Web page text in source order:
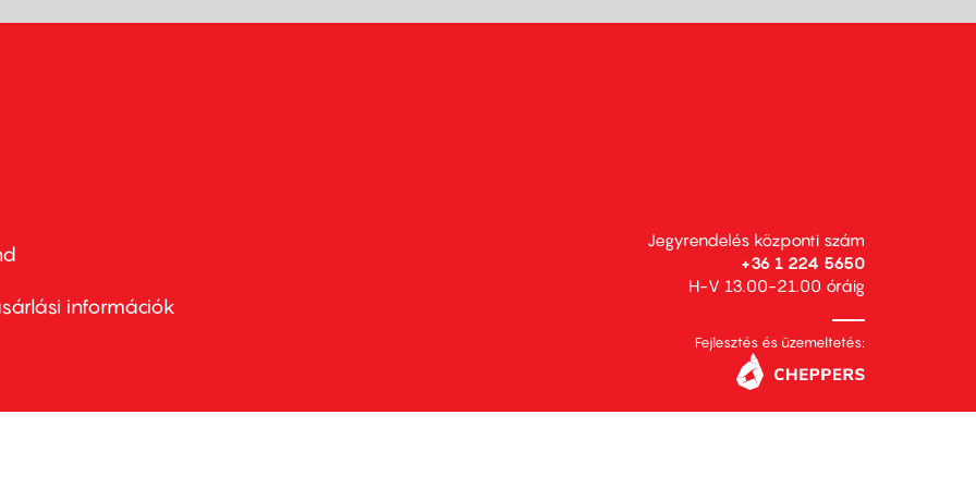
információk
Jegyrendelés központi szám
+36 1 224 5650
H-V 13.00-21.00 óráig
Fejlesztés és üzemeltetés: